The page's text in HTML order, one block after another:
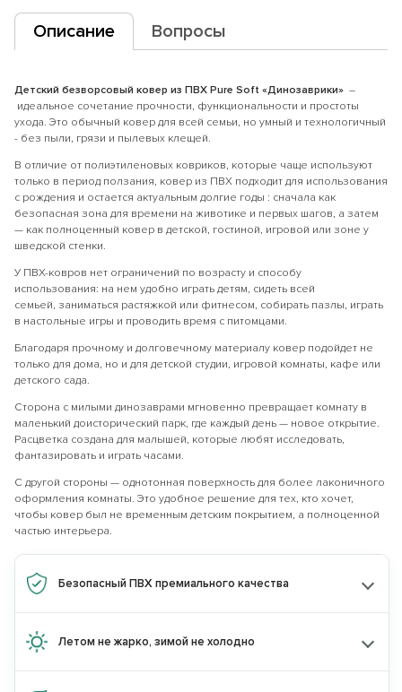
Описание Вопросы
Детский безворсовый ковер из ПВХ Pure Soft «Динозаврики» –
идеальное сочетание прочности, функциональности и простоты
ухода. Это обычный ковер для всей семьи, но умный и технологичный
- без пыли, грязи и пылевых клещей.
В отличие от полиэтиленовых ковриков, которые чаще используют
только в период ползания, ковер из ПВХ подходит для использования
с рождения и остается актуальным долгие годы : сначала как
безопасная зона для времени на животике и первых шагов, а затем
— как полноценный ковер в детской, гостиной, игровой или зоне у
шведской стенки.
У ПВХ-ковров нет ограничений по возрасту и способу
использования: на нем удобно играть детям, сидеть всей
семьей, заниматься растяжкой или фитнесом, собирать пазлы, играть
в настольные игры и проводить время с питомцами.
Благодаря прочному и долговечному материалу ковер подойдет не
только для дома, но и для детской студии, игровой комнаты, кафе или
детского сада.
Сторона с милыми динозаврами мгновенно превращает комнату в
маленький доисторический парк, где каждый день — новое открытие.
Расцветка создана для малышей, которые любят исследовать,
фантазировать и играть часами.
С другой стороны — однотонная поверхность для более лаконичного
оформления комнаты. Это удобное решение для тех, кто хочет,
чтобы ковер был не временным детским покрытием, а полноценной
частью интерьера.
Безопасный ПВХ премиального качества
Летом не жарко, зимой не холодно
Получите скидку 10%при покупке
товаров одного бренда
по промокоду: